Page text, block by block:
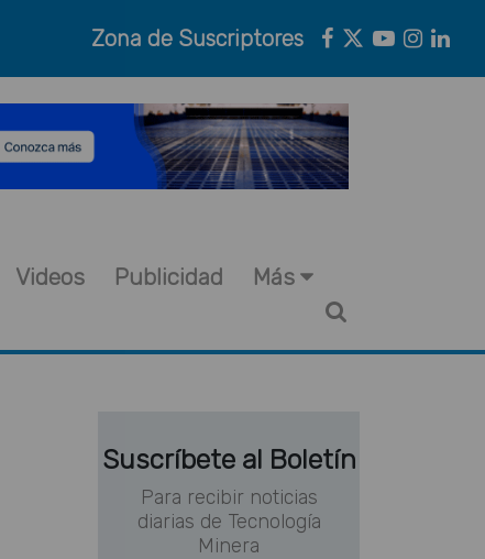
Zona de Suscriptores
Videos Publicidad Más
Suscríbete al Boletín
Para recibir noticias
diarias de Tecnología
Minera